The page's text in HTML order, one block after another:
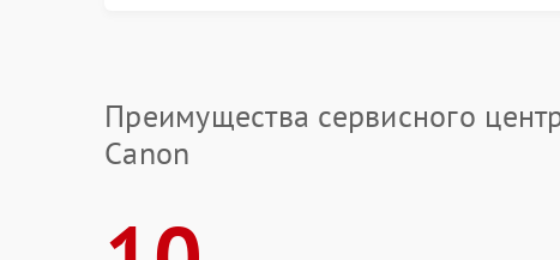
Преимущества сервисного
Canon